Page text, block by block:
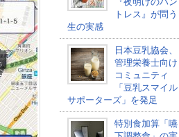
トレス』が問う
生の実感
日本豆乳協会、
管理栄養士向け
コミュニティ
「豆乳スマイル
サポーターズ」を発足
特別食加算「嚥